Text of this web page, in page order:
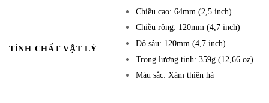
TÍNH CHẤT VẬT LÝ
Chiều cao: 64mm (2,5 inch)
Chiều rộng: 120mm (4,7 inch)
Độ sâu: 120mm (4,7 inch)
Trọng lượng tịnh: 359g (12,66 oz)
Màu sắc: Xám thiên hà